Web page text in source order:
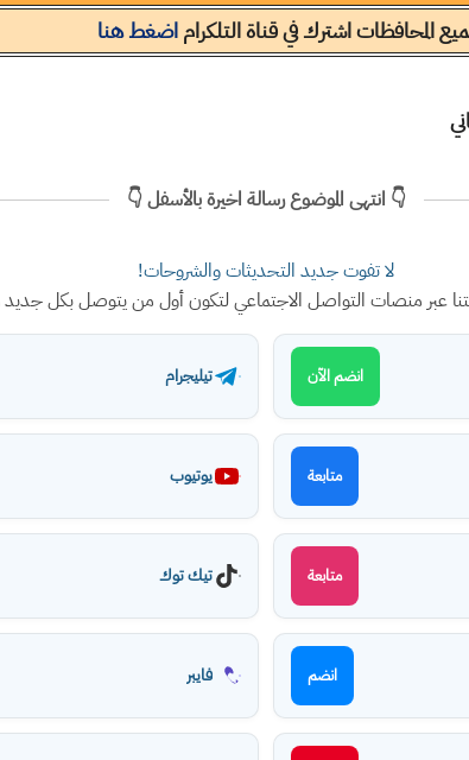
المحافظات اشترك في قناة التلكراماضغط هنا
👇 انتهى الموضوع رسالة اخيرة بالأسفل 👇
لا تفوت جديد التحديثات والشروحات!
عبر منصات التواصل الاجتماعي لتكون أول من يتوصل بكل
انضم الآن تيليجرام
متابعة يوتيوب
متابعة تيك توك
انضم فايبر